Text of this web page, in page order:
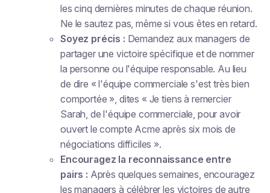
les cinq dernières minutes de chaque réunion.
Ne le sautez pas, même si vous êtes en retard.
Soyez précis : Demandez aux managers de
partager une victoire spécifique et de nommer
la personne ou l'équipe responsable. Au lieu
de dire « l'équipe commerciale s'est très bien
comportée », dites « Je tiens à remercier
Sarah, de l'équipe commerciale, pour avoir
ouvert le compte Acme après six mois de
négociations difficiles ».
Encouragez la reconnaissance entre
pairs : Après quelques semaines, encouragez
les managers à célébrer les victoires deautre